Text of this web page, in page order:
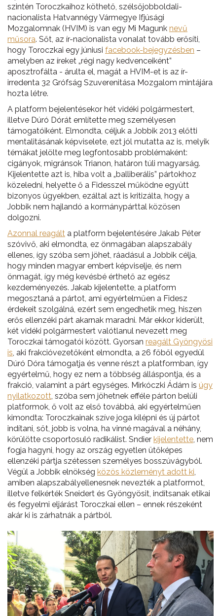
szintén Toroczkaihoz köthető, szélsőjobboldali-
nacionalista Hatvannégy Vármegye Ifjúsági
Mozgalomnak (HVIM) is van egy Mi Magunk nevű
műsora. Sőt, az ír-nacionalista vonalat tovább erősíti,
hogy Toroczkai egy júniusi facebook-bejegyzésben –
amelyben az íreket „régi nagy kedvenceiként”
aposztrofálta - árulta el, magát a HVIM-et is az ír-
irredenta 32 Grófság Szuverenitása Mozgalom mintájára
hozta létre.
A platform bejelentésekor hét vidéki polgármestert,
illetve Dúró Dórát említette meg személyesen
támogatóiként. Elmondta, céljuk a Jobbik 2013 előtti
mentalitásának képviselete, ezt jól mutatta az is, melyik
témákat jelölte meg legfontosabb problémaként:
cigányok, migránsok Trianon, határon túli magyarság.
Kijelentette azt is, hiba volt a „balliberális” pártokhoz
közeledni, helyette ő a Fidesszel működne együtt
bizonyos ügyekben, ezáltal azt is kritizálta, hogy a
Jobbik nem hajlandó a kormánypárttal közösen
dolgozni.
Azonnal reagált a platform bejelentésére Jakab Péter
szóvivő, aki elmondta, ez önmagában alapszabály
ellenes, így szóba sem jöhet, ráadásul a Jobbik célja,
hogy minden magyar embert képviselje, és nem
önmagát, így még kevésbé érthető az egész
kezdeményezés. Jakab kijelentette, a platform
megosztaná a pártot, ami egyértelműen a Fidesz
érdekeit szolgálná, ezért sem engedhetik meg, hiszen
erős ellenzéki párt akarnak maradni. Már ekkor kiderült,
két vidéki polgármestert valótlanul nevezett meg
Toroczkai támogatói között. Gyorsan reagált Gyöngyösi
is, aki frakcióvezetőként elmondta, a 26 főből egyedül
Dúró Dóra támogatja és venne részt a platformban, így
egyértelmű, hogy ez nem a többség álláspontja, és a
frakció, valamint a párt egységes. Mirkóczki Ádám is úgy
nyilatkozott, szóba sem jöhetnek efféle párton belüli
platformok, ő volt az első továbbá, aki egyértelműen
kimondta: Toroczkainak szíve joga kilépni és új pártot
indítani, sőt, jobb is volna, ha vinné magával a néhány,
körülötte csoportosuló radikálist. Sndier kijelentette, nem
fogja hagyni, hogy az ország egyetlen ütőképes
ellenzéki pártja szétessen személyes bosszúvágyból.
Végül a Jobbik elnökség közös közleményt adott ki,
amiben alapszabályellenesnek nevezték a platformot,
illetve felkérték Sneidert és Gyöngyösit, indítsanak etikai
és fegyelmi eljárást Toroczkai ellen – ennek részeként
akár ki is zárhatnák a pártból.